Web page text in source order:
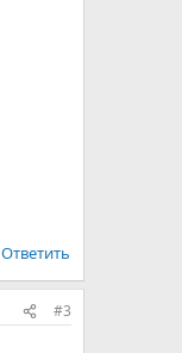
Ответить
#3